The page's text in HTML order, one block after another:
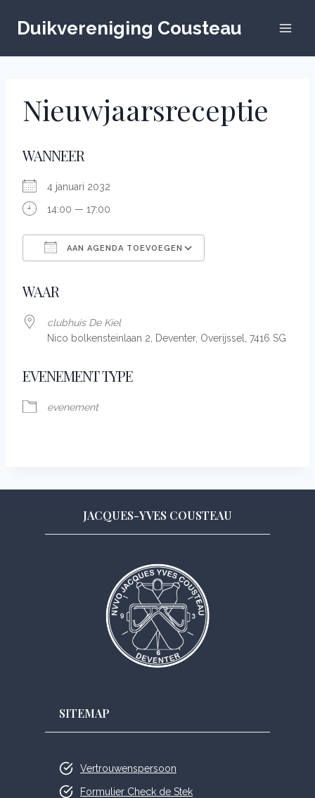
inhoudDuikvereniging Cousteau
Nieuwjaarsreceptie
WANNEER
4 januari 2032
14:00 — 17:00
AAN AGENDA TOEVOEGEN
WAAR
club­huis De Kiel
Nico bolken­stein­laan 2, Deventer, Over­ijssel, 7416 SG
EVENEMENT TYPE
evene­ment
JACQUES-YVES COUSTEAU
SITEMAP
Vertrouwenspersoon
Formulier Check de Stek